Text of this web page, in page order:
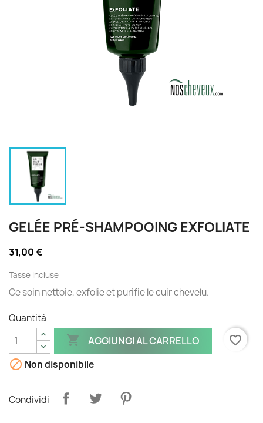
GELÉE PRÉ-SHAMPOOING EXFOLIATE
31,00 €
Tasse incluse
Ce soin nettoie, exfolie et purifie le cuir chevelu.
Quantità
 AGGIUNGI AL CARRELLO
favorite_border
 Non disponibile
Condividi